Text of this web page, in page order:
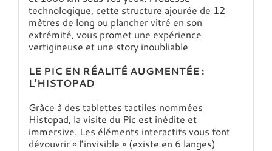
technologique, cette structure ajourée de 12
mètres de long ou plancher vitré en son
extrémité, vous promet une expérience
vertigineuse et une story inoubliable
LE PIC EN RÉALITÉ AUGMENTÉE :
L’HISTOPAD
Grâce à des tablettes tactiles nommées
Histopad, la visite du Pic est inédite et
immersive. Les éléments interactifs vous font
dévouvrir « l’invisible » (existe en 6 langes)